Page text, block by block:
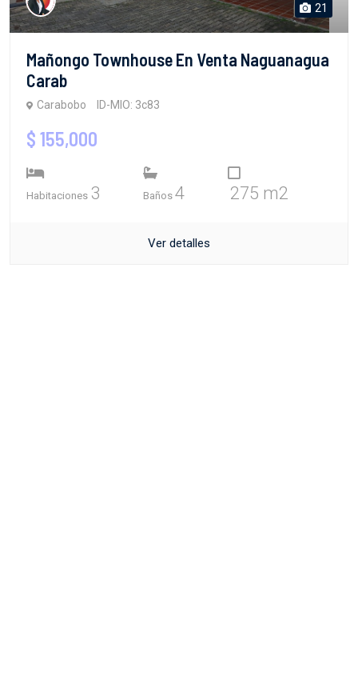
21
Mañongo Townhouse En Venta Naguanagua
Carab
Carabobo ID-MIO: 3c83
$ 155,000
Habitaciones 3 Baños 4 275 m2
Ver detalles